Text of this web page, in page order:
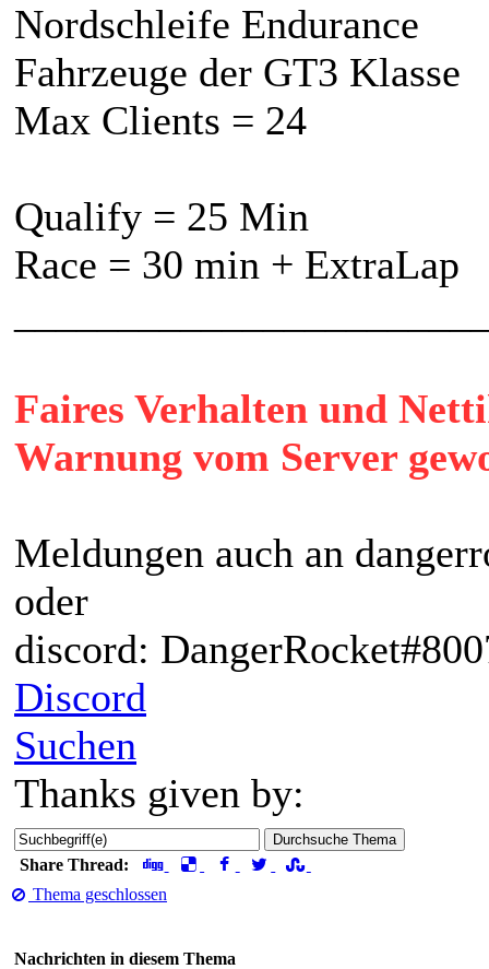
Nordschleife Endurance
Fahrzeuge der GT3 Klasse
Max Clients = 24
Qualify = 25 Min
Race = 30 min + ExtraLap
Faires Verhalten und
Warnung vom Server
Meldungen auch an
oder
discord:
Discord
Suchen
Thanks given by:
Share Thread:
Thema geschlossen
Nachrichten in diesem Thema